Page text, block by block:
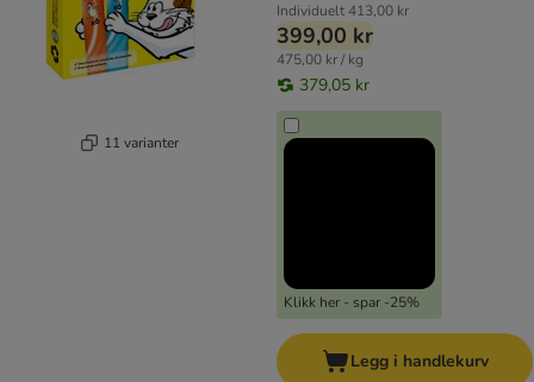
11 varianter
Individuelt413,00 kr
399,00 kr
475,00 kr / kg
379,05 kr
Klikk her - spar -25%
Legg i handlekurv